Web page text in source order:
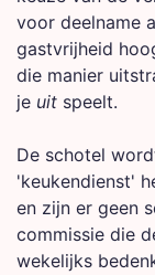
voor deelname
gastvrijheid
die manier
je uit speelt.
De schotel
'keukendienst'
en zijn er geen
commissie die
wekelijks